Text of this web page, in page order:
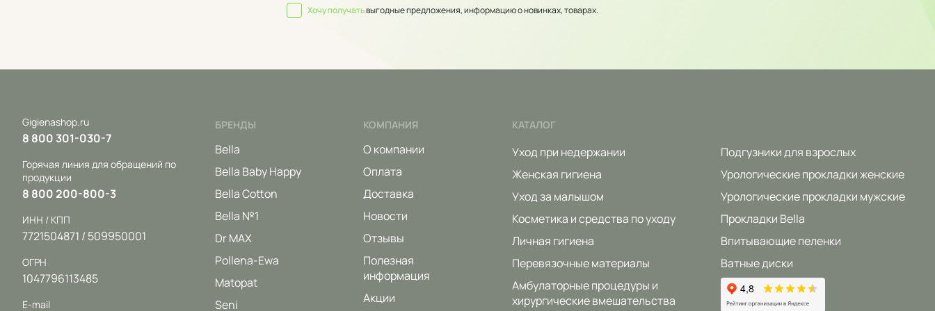
Хочу получатьвыгодные предложения, информацию о новинках, товарах.
Gigienashop.ru
8 800 301-030-7
Горячая линия для обращений по
продукции
8 800 200-800-3
ИНН / КПП
7721504871 / 509950001
ОГРН
1047796113485
E-mail
БРЕНДЫ
Bella
Bella Baby Happy
Bella Cotton
Bella №1
Dr MAX
Pollena-Ewa
Matopat
Seni
КОМПАНИЯ
О компании
Оплата
Доставка
Новости
Отзывы
Полезная
информация
Акции
КАТАЛОГ
Уход при недержании
Женская гигиена
Уход за малышом
Косметика и средства по уходу
Личная гигиена
Перевязочные материалы
Амбулаторные процедуры и
хирургические вмешательства
Подгузники для взрослых
Урологические прокладки женские
Урологические прокладки мужские
Прокладки Bella
Впитывающие пеленки
Ватные диски